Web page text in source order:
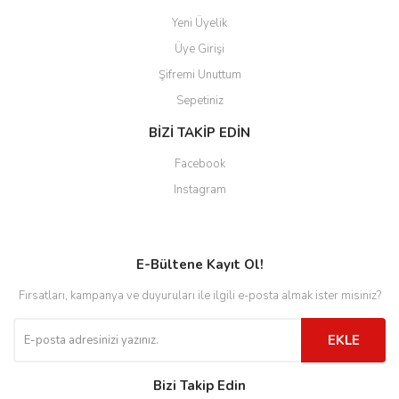
Yeni Üyelik
Üye Girişi
Şifremi Unuttum
Sepetiniz
BİZİ TAKİP EDİN
Facebook
Instagram
E-Bültene Kayıt Ol!
Fırsatları, kampanya ve duyuruları ile ilgili e-posta almak ister misiniz?
EKLE
Bizi Takip Edin